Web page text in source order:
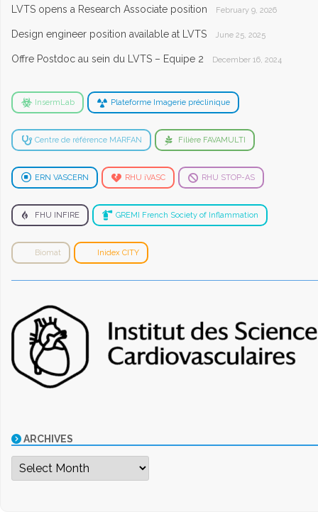
LVTS opens a Research Associate position February 9, 2026
Design engineer position available at LVTS June 25, 2025
Offre Postdoc au sein du LVTS – Equipe 2 December 16, 2024
InsermLab Plateforme Imagerie préclinique
Centre de référence MARFAN Filière FAVAMULTI
ERN VASCERN RHU iVASC RHU STOP-AS
FHU INFIRE GREMI French Society of Inflammation
Biomat Inidex CITY
ARCHIVES
Archives